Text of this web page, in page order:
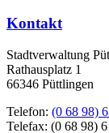
Kontakt
Stadtverwaltung
Rathausplatz 1
66346 Püttlingen
Telefon: (0 68 98)
Telefax: (0 68 98)